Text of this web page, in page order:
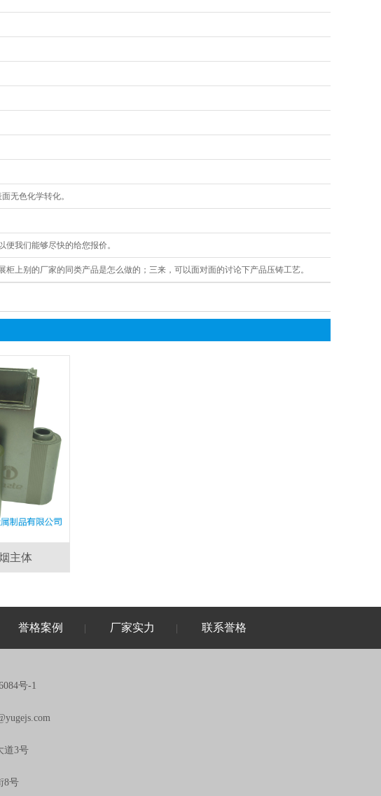
无色化学转化。
我们能够尽快的给您报价。
上别的厂家的同类产品是怎么做的；三来，可以面对面的讨论下产品压铸工艺。
主体
誉格案例 厂家实力 联系誉格
号-1
道3号
8号